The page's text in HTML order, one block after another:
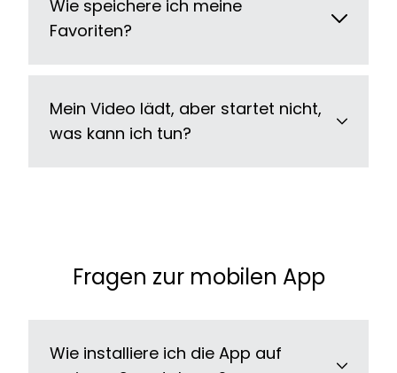
Wie speichere ich meine
Favoriten?
Mein Video lädt, aber startet nicht,
was kann ich tun?
Fragen zur mobilen App
Wie installiere ich die App auf